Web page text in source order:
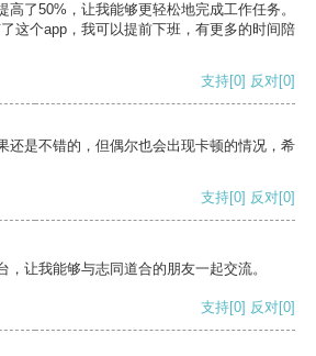
高了50%，让我能够更轻松地完成工作任务。
这个app，我可以提前下班，有更多的时间陪
支持[0] 反对[0]
还是不错的，但偶尔也会出现卡顿的情况，希
支持[0] 反对[0]
，让我能够与志同道合的朋友一起交流。
支持[0] 反对[0]